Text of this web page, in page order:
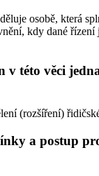
osobě, která
kdy dané
v této věci
(rozšíření)
a postup